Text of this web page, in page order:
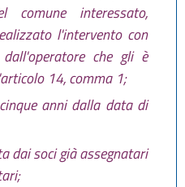
comune interessato,
l'intervento con
che gli è
14, comma 1;
anni dalla data di
dai soci già assegnatari